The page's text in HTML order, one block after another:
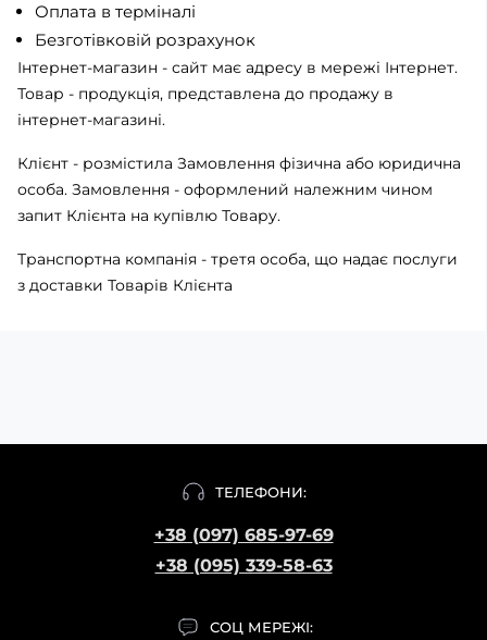
Оплата в терміналі
Безготівковій розрахунок
Інтернет-магазин - сайт має адресу в мережі Інтернет.
Товар - продукція, представлена ​​до продажу в
інтернет-магазині.
Клієнт - розмістила Замовлення фізична або юридична
особа. Замовлення - оформлений належним чином
запит Клієнта на купівлю Товару.
Транспортна компанія - третя особа, що надає послуги
з доставки Товарів Клієнта
ТЕЛЕФОНИ:
+38 (097) 685-97-69
+38 (095) 339-58-63
СОЦ МЕРЕЖІ: